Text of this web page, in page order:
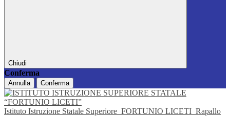
Chiudi
Conferma
Annulla Conferma
Istituto Istruzione Statale Superiore FORTUNIO LICETI Rapallo